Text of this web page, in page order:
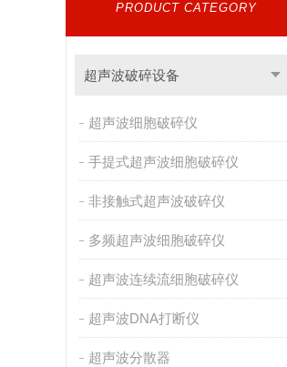
PRODUCT CATEGORY
超声波破碎设备
超声波细胞破碎仪
手提式超声波细胞破碎仪
非接触式超声波破碎仪
多频超声波细胞破碎仪
超声波连续流细胞破碎仪
超声波DNA打断仪
超声波分散器